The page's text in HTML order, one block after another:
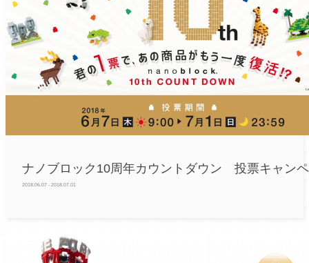
ナノブロック10周年カウントダウン 投票キャン
2018.06.07 - 2018.07.01